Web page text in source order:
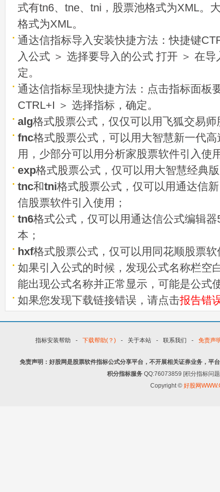
式有tn6、tne、tni，股票池格式为XML。
格式为XML。
通达信指标导入安装快捷方法：快捷键
入公式 ＞ 选择要导入的公式 打开 ＞ 在
定。
通达信指标呈现快捷方法：点击指标面板
CTRL+I ＞ 选择指标，确定。
alg格式股票公式，仅仅可以用飞狐交易
fnc格式股票公式，可以用大智慧新一代
用，少部分可以用分析家股票软件引入使
exp格式股票公式，仅可以用大智慧经典
tnc和tni格式股票公式，仅可以用通达信
信股票软件引入使用；
tn6格式公式，仅可以用通达信公式编辑
本；
hxf格式股票公式，仅可以用同花顺股票
如果引入公式的时候，发现公式名称栏空
能出现公式名称并正常显示，可能是公式
如果您发现下载链接错误，请点击报告错
指标安装帮助 - 下载帮助(？) - 关于本站 - 联系我们 - 免责声
免责声明：好股网是股票软件指标公式分享平台，不开展相关证券业务，平
积分指标服务 QQ:76073859 [积分指标问
Copyright © 好股网